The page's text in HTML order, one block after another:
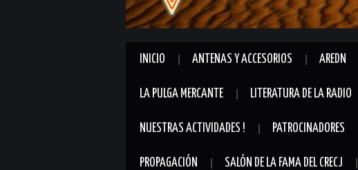
INICIO ANTENAS Y ACCESORIOS AREDN
LA PULGA MERCANTE LITERATURA DE LA RADIO
NUESTRAS ACTIVIDADES ! PATROCINADORES
PROPAGACIÓN SALÓN DE LA FAMA DEL CRECJ